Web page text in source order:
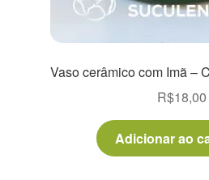
Vaso cerâmico com Imã –
R$18,00
Adicionar ao